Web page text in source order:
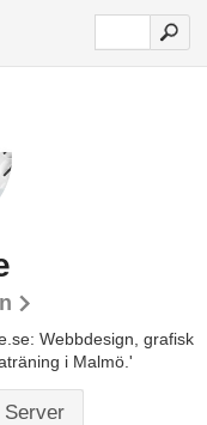
Webbdesign, grafisk
i Malmö.'
Server